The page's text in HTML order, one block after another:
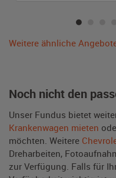
Weitere ähnliche
Noch nicht den
Unser Fundus bietet
Krankenwagen mieten
möchten. Weitere
Dreharbeiten,
zur Verfügung. Falls für